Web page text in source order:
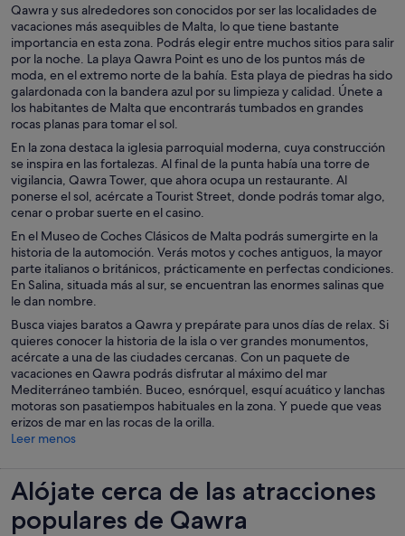
Qawra y sus alrededores son conocidos por ser las localidades de
vacaciones más asequibles de Malta, lo que tiene bastante
importancia en esta zona. Podrás elegir entre muchos sitios para salir
por la noche. La playa Qawra Point es uno de los puntos más de
moda, en el extremo norte de la bahía. Esta playa de piedras ha sido
galardonada con la bandera azul por su limpieza y calidad. Únete a
los habitantes de Malta que encontrarás tumbados en grandes
rocas planas para tomar el sol.
En la zona destaca la iglesia parroquial moderna, cuya construcción
se inspira en las fortalezas. Al final de la punta había una torre de
vigilancia, Qawra Tower, que ahora ocupa un restaurante. Al
ponerse el sol, acércate a Tourist Street, donde podrás tomar algo,
cenar o probar suerte en el casino.
En el Museo de Coches Clásicos de Malta podrás sumergirte en la
historia de la automoción. Verás motos y coches antiguos, la mayor
parte italianos o británicos, prácticamente en perfectas condiciones.
En Salina, situada más al sur, se encuentran las enormes salinas que
le dan nombre.
Busca viajes baratos a Qawra y prepárate para unos días de relax. Si
quieres conocer la historia de la isla o ver grandes monumentos,
acércate a una de las ciudades cercanas. Con un paquete de
vacaciones en Qawra podrás disfrutar al máximo del mar
Mediterráneo también. Buceo, esnórquel, esquí acuático y lanchas
motoras son pasatiempos habituales en la zona. Y puede que veas
erizos de mar en las rocas de la orilla.
Leer menos
Alójate cerca de las atracciones
populares de Qawra